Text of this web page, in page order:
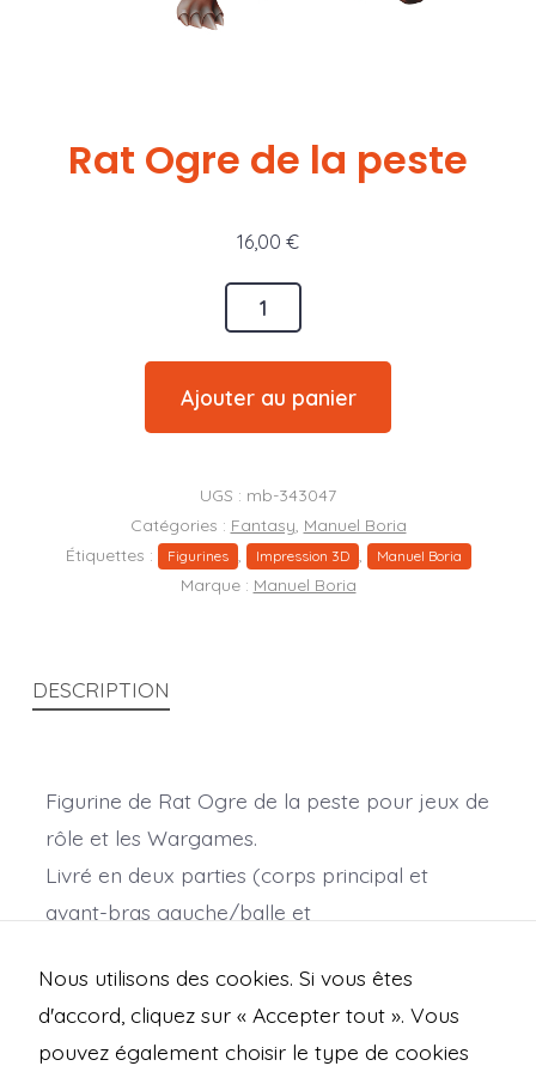
Rat Ogre de la peste
16,00 €
Ajouter au panier
UGS : mb-343047
Catégories : Fantasy, Manuel Boria
Étiquettes :
Figurines , Impression 3D , Manuel Boria
Marque : Manuel Boria
DESCRIPTION
Figurine de Rat Ogre de la peste pour jeux de
rôle et les Wargames.
Livré en deux parties (corps principal et
avant-bras gauche/balle et
(Taille en mm :X65.5 :Y48.9 :Z35.8)
Nous utilisons des cookies. Si vous êtes
d'accord, cliquez sur « Accepter tout ». Vous
pouvez également choisir le type de cookies